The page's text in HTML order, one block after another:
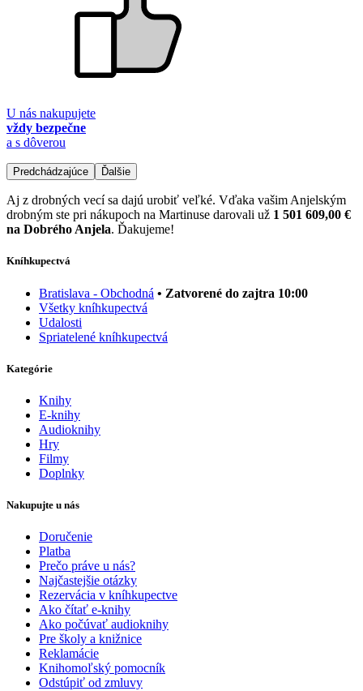
U nás nakupujete
vždy bezpečne
a s dôverou
Predchádzajúce Ďalšie
Aj z drobných vecí sa dajú urobiť veľké. Vďaka vašim Anjelským
drobným ste pri nákupoch na Martinuse darovali už 1 501 609,00 €
na Dobrého Anjela. Ďakujeme!
Kníhkupectvá
Bratislava - Obchodná • Zatvorené do zajtra 10:00
Všetky kníhkupectvá
Udalosti
Spriatelené kníhkupectvá
Kategórie
Knihy
E-knihy
Audioknihy
Hry
Filmy
Doplnky
Nakupujte u nás
Doručenie
Platba
Prečo práve u nás?
Najčastejšie otázky
Rezervácia v kníhkupectve
Ako čítať e-knihy
Ako počúvať audioknihy
Pre školy a knižnice
Reklamácie
Knihomoľský pomocník
Odstúpiť od zmluvy